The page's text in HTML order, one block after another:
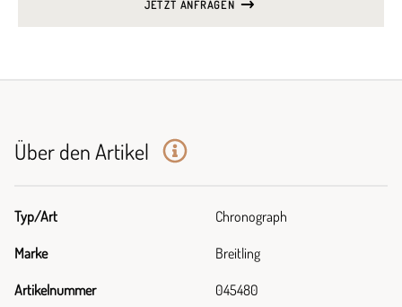
JETZT ANFRAGEN
Über den Artikel
Typ/Art Chronograph
Marke Breitling
Artikelnummer 045480